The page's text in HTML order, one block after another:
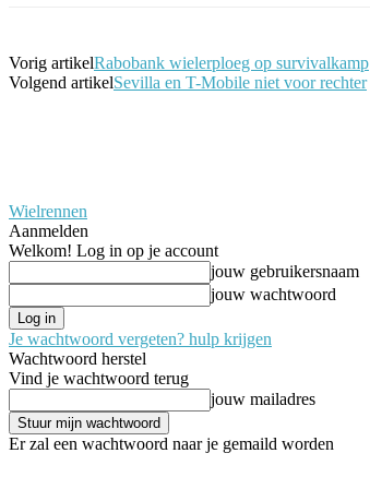
Vorig artikelRabobank wielerploeg op survivalkamp
Volgend artikelSevilla en T-Mobile niet voor rechter
Wielrennen
Aanmelden
Welkom! Log in op je account
jouw gebruikersnaam
jouw wachtwoord
Je wachtwoord vergeten? hulp krijgen
Wachtwoord herstel
Vind je wachtwoord terug
jouw mailadres
Er zal een wachtwoord naar je gemaild worden